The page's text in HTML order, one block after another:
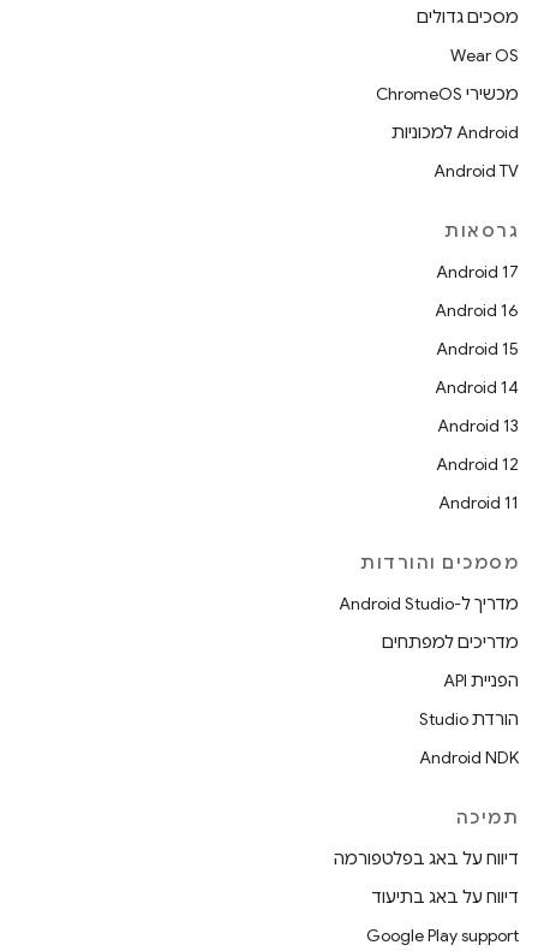
מסכים גדולים
Wear OS
מכשירי ChromeOS
Android למכוניות
Android TV
גרסאות
Android 17
Android 16
Android 15
Android 14
Android 13
Android 12
Android 11
מסמכים והורדות
מדריך ל-Android Studio
מדריכים למפתחים
הפניית API
הורדת Studio
Android NDK
תמיכה
דיווח על באג בפלטפורמה
דיווח על באג בתיעוד
Google Play support